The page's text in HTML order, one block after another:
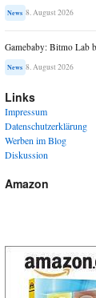
News 8. August 2026
Gamebaby: Bitmo Lab
News 8. August 2026
Links
Impressum
Datenschutzerklärung
Werben im Blog
Diskussion
Amazon